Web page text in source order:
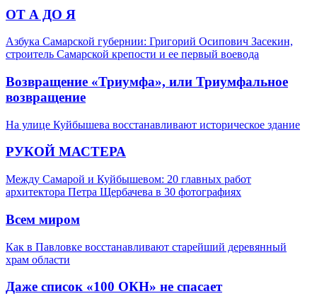
ОТ А ДО Я
Азбука Самарской губернии: Григорий Осипович Засекин,
строитель Самарской крепости и ее первый воевода
Возвращение «Триумфа», или Триумфальное
возвращение
На улице Куйбышева восстанавливают историческое здание
РУКОЙ МАСТЕРА
Между Самарой и Куйбышевом: 20 главных работ
архитектора Петра Щербачева в 30 фотографиях
Всем миром
Как в Павловке восстанавливают старейший деревянный
храм области
Даже список «100 ОКН» не спасает